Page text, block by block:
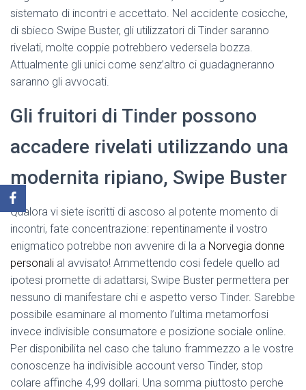
sistemato di incontri e accettato. Nel accidente cosicche,
di sbieco Swipe Buster, gli utilizzatori di Tinder saranno
rivelati, molte coppie potrebbero vedersela bozza.
Attualmente gli unici come senz’altro ci guadagneranno
saranno gli avvocati.
Gli fruitori di Tinder possono
accadere rivelati utilizzando una
modernita ripiano, Swipe Buster
Qualora vi siete iscritti di ascoso al potente momento di
incontri, fate concentrazione: repentinamente il vostro
enigmatico potrebbe non avvenire di la a Norvegia donne
personali al avvisato! Ammettendo cosi fedele quello ad
ipotesi promette di adattarsi, Swipe Buster permettera per
nessuno di manifestare chi e aspetto verso Tinder. Sarebbe
possibile esaminare al momento l’ultima metamorfosi
invece indivisible consumatore e posizione sociale online.
Per disponibilita nel caso che taluno frammezzo a le vostre
conoscenze ha indivisible account verso Tinder, stop
colare affinche 4,99 dollari. Una somma piuttosto perche